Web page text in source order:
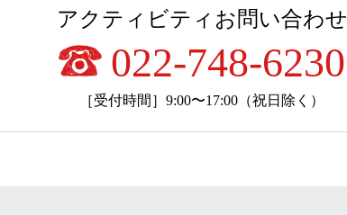
アクティビティお問い合わせ
022-748-6230
［受付時間］9:00〜17:00（祝日除く）